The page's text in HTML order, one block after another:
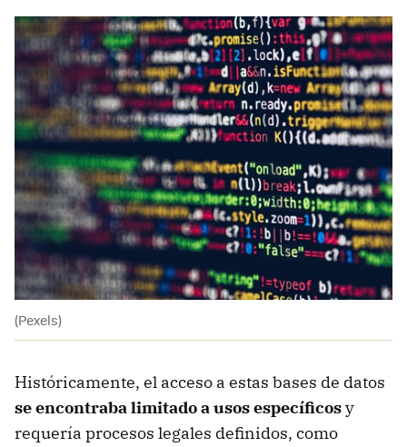
(Pexels)
Históricamente, el acceso a estas bases de datos
se encontraba limitado a usos específicosy
requería procesos legales definidos, como